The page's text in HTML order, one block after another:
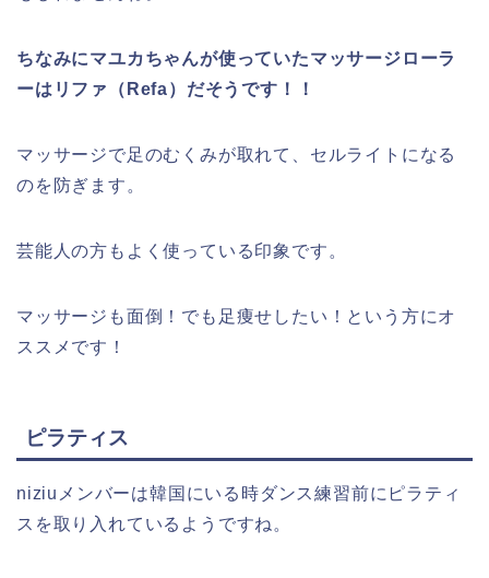
ちなみにマユカちゃんが使っていたマッサージローラ
ーはリファ（Refa）だそうです！！
マッサージで足のむくみが取れて、セルライトになる
のを防ぎます。
芸能人の方もよく使っている印象です。
マッサージも面倒！でも足痩せしたい！という方にオ
ススメです！
ピラティス
niziuメンバーは韓国にいる時ダンス練習前にピラティ
スを取り入れているようですね。